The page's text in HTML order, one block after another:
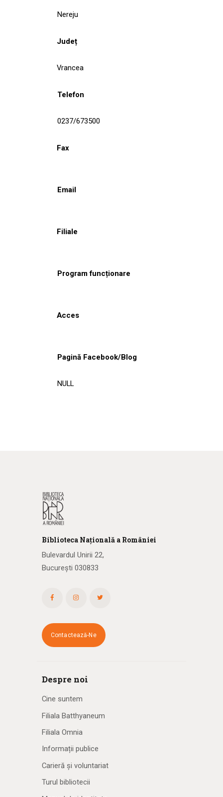
Nereju
Județ
Vrancea
Telefon
0237/673500
Fax
Email
Filiale
Program funcționare
Acces
Pagină Facebook/Blog
NULL
Biblioteca Națională a României
Bulevardul Unirii 22,
București 030833
Contactează-Ne
Despre noi
Cine suntem
Filiala Batthyaneum
Filiala Omnia
Informații publice
Carieră și voluntariat
Turul bibliotecii